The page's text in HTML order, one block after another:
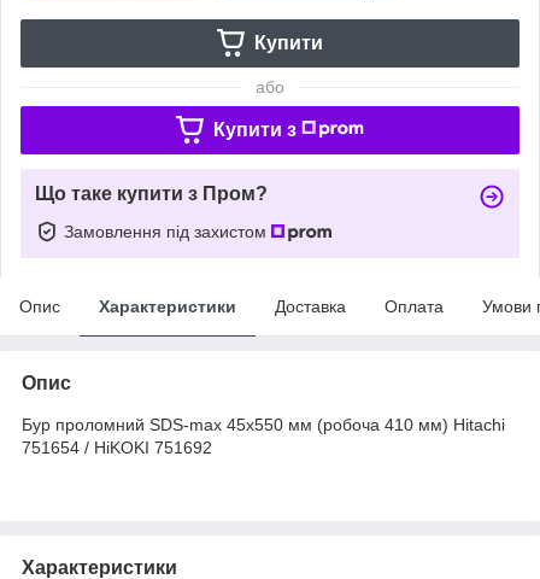
Купити
або
Купити з
Що таке купити з Пром?
Замовлення під захистом
Опис Характеристики Доставка Оплата Умови
Опис
Бур проломний SDS-max 45х550 мм (робоча 410 мм) Hitachi
751654 / HiKOKI 751692
Характеристики